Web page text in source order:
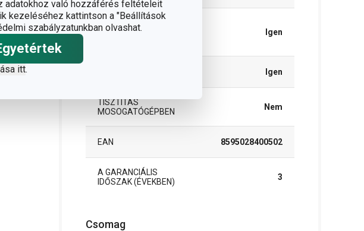
adatokhoz való hozzáférés feltételeit
kezeléséhez kattintson a "Beállítások
szabályzatunkban olvashat.
itt.
MELEGÍTÉS
ÜVEGKERÁMIA
Igen
Igen
TISZTÍTÁS
MOSOGATÓGÉPBEN
Nem
EAN 8595028400502
A GARANCIÁLIS
IDŐSZAK (ÉVEKBEN)
3
Csomag